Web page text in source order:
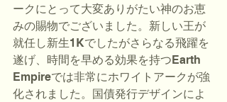
ークにとって大変ありがたい神のお恵
みの賜物でございました。新しい王が
就任し新生1Kでしたがさらなる飛躍を
遂げ、時間を早める効果を持つEarth
Empireでは非常にホワイトアークが強
化されました。国債発行デザインによ